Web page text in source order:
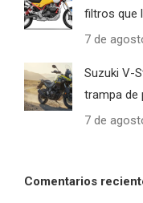
filtros que
7 de
Suzuki V-
trampa de
7 de
Comentarios